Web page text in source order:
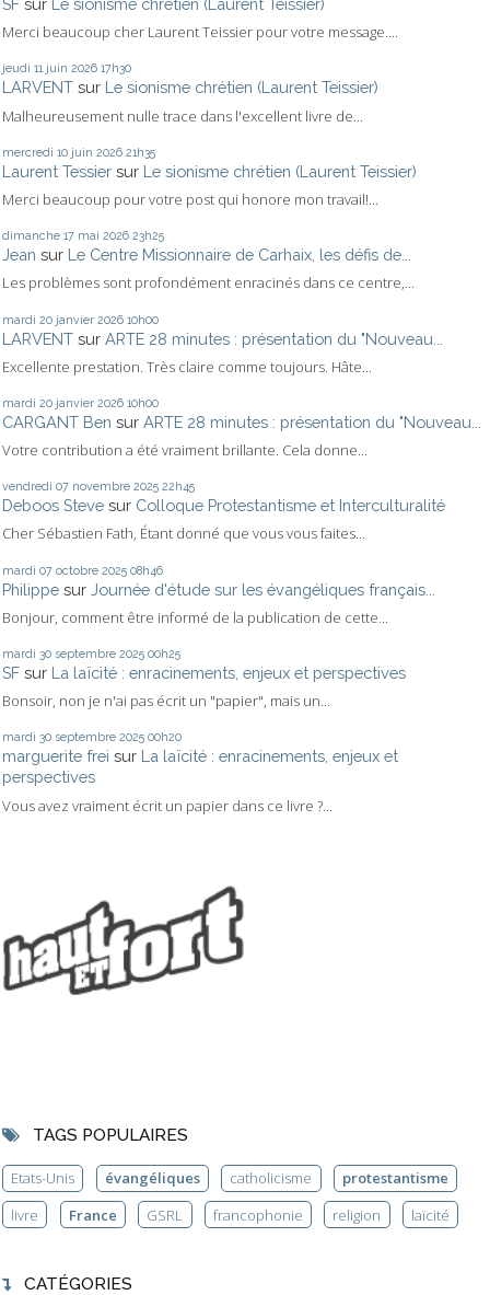
SF sur Le sionisme chrétien (Laurent Teissier)
Merci beaucoup cher Laurent Teissier pour votre message....
jeudi 11 juin 2026 17h30
LARVENT sur Le sionisme chrétien (Laurent Teissier)
Malheureusement nulle trace dans l'excellent livre de...
mercredi 10 juin 2026 21h35
Laurent Tessier sur Le sionisme chrétien (Laurent Teissier)
Merci beaucoup pour votre post qui honore mon travail!...
dimanche 17 mai 2026 23h25
Jean sur Le Centre Missionnaire de Carhaix, les défis de...
Les problèmes sont profondément enracinés dans ce centre,...
mardi 20 janvier 2026 10h00
LARVENT sur ARTE 28 minutes : présentation du "Nouveau...
Excellente prestation. Très claire comme toujours. Hâte...
mardi 20 janvier 2026 10h00
CARGANT Ben sur ARTE 28 minutes : présentation du "Nouveau...
Votre contribution a été vraiment brillante. Cela donne...
vendredi 07 novembre 2025 22h45
Deboos Steve sur Colloque Protestantisme et Interculturalité
Cher Sébastien Fath, Étant donné que vous vous faites...
mardi 07 octobre 2025 08h46
Philippe sur Journée d'étude sur les évangéliques français...
Bonjour, comment être informé de la publication de cette...
mardi 30 septembre 2025 00h25
SF sur La laïcité : enracinements, enjeux et perspectives
Bonsoir, non je n'ai pas écrit un "papier", mais un...
mardi 30 septembre 2025 00h20
marguerite frei sur La laïcité : enracinements, enjeux et
perspectives
Vous avez vraiment écrit un papier dans ce livre ?...
TAGS POPULAIRES
Etats-Unis évangéliques catholicisme
protestantisme
livre
France GSRL francophonie religion laïcité
CATÉGORIES